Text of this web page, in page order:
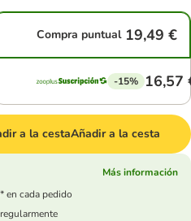
Compra puntual 19,49 €
-15% 16,57
a la cestaAñadir a la cesta
Más información
en cada pedido